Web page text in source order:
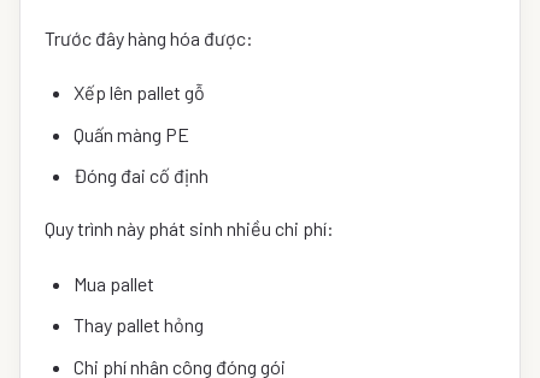
Trước đây hàng hóa được:
Xếp lên pallet gỗ
Quấn màng PE
Đóng đai cố định
Quy trình này phát sinh nhiều chi phí:
Mua pallet
Thay pallet hỏng
Chi phí nhân công đóng gói